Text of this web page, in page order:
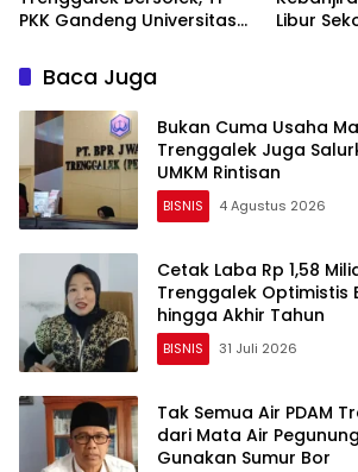
PKK Gandeng Universitas
Branding
Libur
Baca Juga
Bukan Cuma Usaha
Trenggalek Juga
UMKM Rintisan
BISNIS 4 Agustus 2026
Cetak Laba Rp 1,58
Trenggalek Optimistis
hingga Akhir Tahun
BISNIS 31 Juli 2026
Tak Semua Air PDAM
dari Mata Air
Gunakan Sumur Bor